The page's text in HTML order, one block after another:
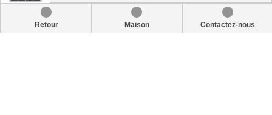
Retour Maison Contactez-nous